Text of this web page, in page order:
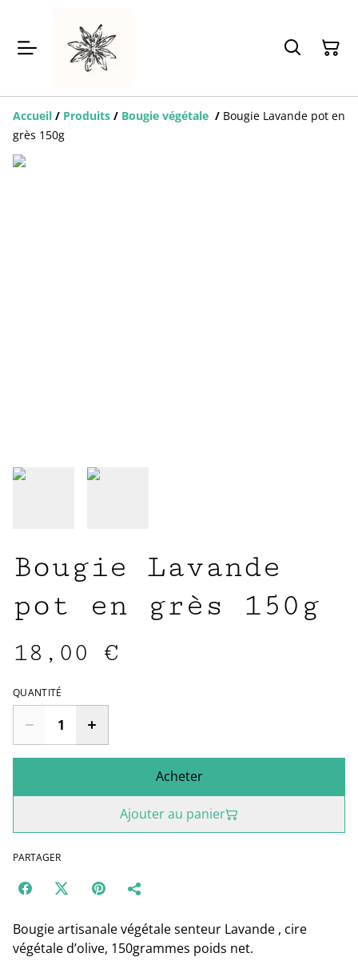
Accueil / Produits / Bougie végétale / Bougie Lavande pot en
grès 150g
Bougie Lavande
pot en grès 150g
18,00 €
QUANTITÉ
Acheter
Ajouter au panier
PARTAGER
Bougie artisanale végétale senteur Lavande , cire
végétale d’olive, 150grammes poids net.